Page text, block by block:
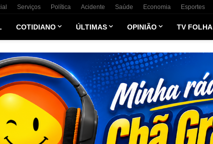
Serviços Política Acidente Saúde Economia Esportes
COTIDIANO ÚLTIMAS OPINIÃO TV FOLHA